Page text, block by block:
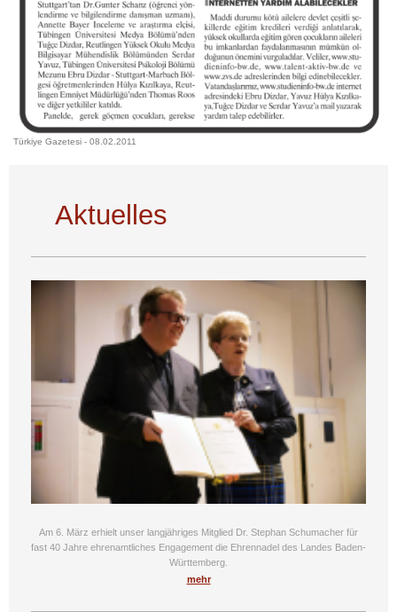
Türkiye Gazetesi - 08.02.2011
Aktuelles
Am 6. März erhielt unser langjähriges Mitglied Dr. Stephan Schumacher für
fast 40 Jahre ehrenamtliches Engagement die Ehrennadel des Landes Baden-
Württemberg.
mehr